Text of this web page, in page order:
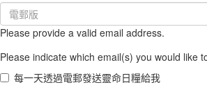
Email
(required)
Please provide a valid email address.
Please indicate which email(s) you would like
每一天透過電郵發送靈命日糧給我